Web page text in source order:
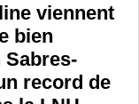
viennent
bien
Sabres-
record de